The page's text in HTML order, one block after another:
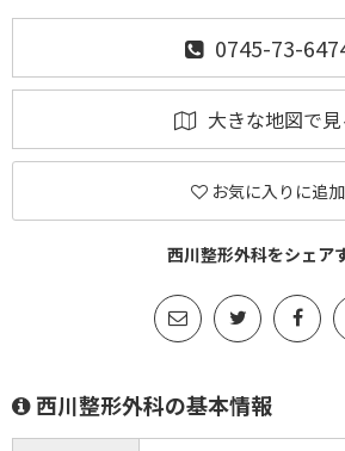
0745-73-
大きな地図で見
お気に入りに追加
西川整形外科をシェア
西川整形外科の基本情報